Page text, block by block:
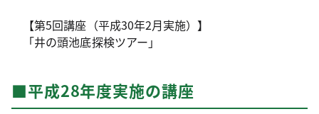
【第5回講座（平成30年2月実施）】
「井の頭池底探検ツアー」
■平成28年度実施の講座